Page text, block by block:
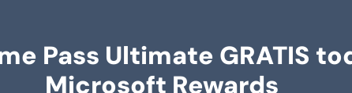
Pass Ultimate GRATIS
Microsoft Rewards